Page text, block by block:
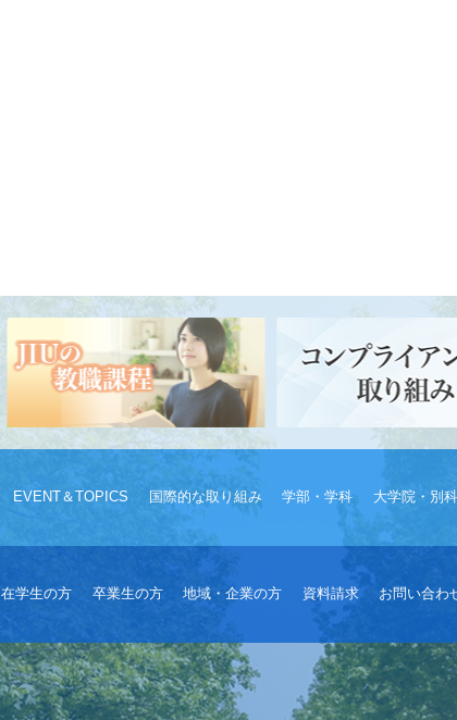
EVENT＆TOPICS 国際的な取り組み 学部・学科 大学院・別科
在学生の方 卒業生の方 地域・企業の方 資料請求 お問い合わ